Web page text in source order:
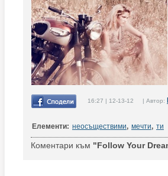
16:27 | 12-13-12 | Автор:
Елементи: неосъществими, мечти, ти
Коментари към "Follow Your